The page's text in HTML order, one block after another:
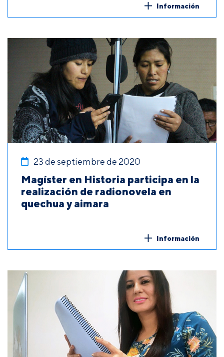
Información
23 de septiembre de 2020
Magíster en Historia participa en la
realización de radionovela en
quechua y aimara
Información